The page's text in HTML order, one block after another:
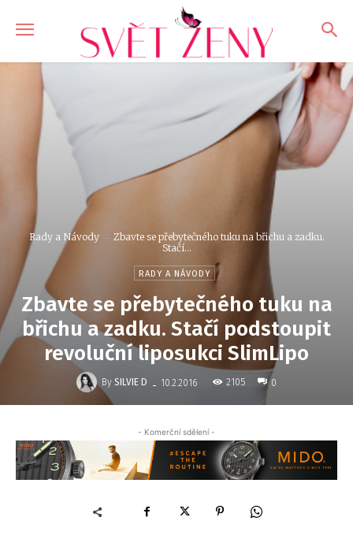
Rady a Návody
Zbavte se přebytečného tuku na břichu a zadku.
Stačí...
RADY A NÁVODY
Zbavte se přebytečného tuku na
břichu a zadku. Stačí podstoupit
revoluční liposukci SlimLipo
By SILVIE D - 10.2.2016 2105 0
- Komerční sdělení -